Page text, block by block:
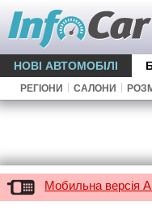
НОВІ АВТОМОБІЛІ
РЕГІОНИ САЛОНИ
Мобильна версія